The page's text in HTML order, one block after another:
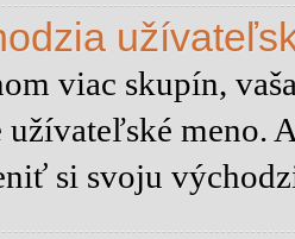
viac skupín,
užívateľské meno.
si svoju